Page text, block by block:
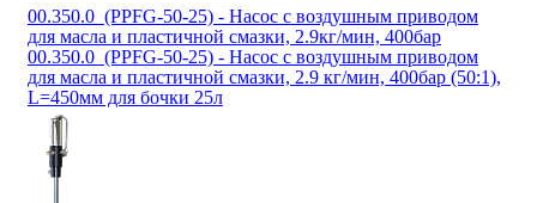
00.350.0_(PPFG-50-25) - Насос с воздушным приводом
для масла и пластичной смазки, 2.9кг/мин, 400бар
00.350.0_(PPFG-50-25) - Насос с воздушным приводом
для масла и пластичной смазки, 2.9 кг/мин, 400бар (50:1),
L=450мм для бочки 25л